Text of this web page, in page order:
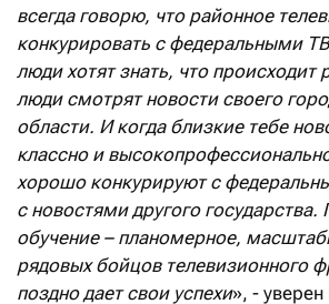
всегда говорю, что районное
конкурировать с федеральными
люди хотят знать, что происходит
люди смотрят новости своего
области. И когда близкие тебе
классно и
хорошо конкурируют с
с новостями другого государства.
обучение – планомерное,
рядовых бойцов телевизионного
поздно дает свои успехи», - уверен